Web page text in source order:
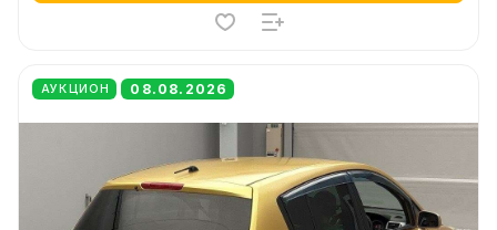
АУКЦИОН 08.08.2026